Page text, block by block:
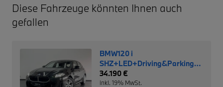
Diese Fahrzeuge könnten Ihnen auch
gefallen
BMW120 i
SHZ+LED+Driving&Parking
Assistant+Navi+DAB
34.190 €
inkl. 19% MwSt.